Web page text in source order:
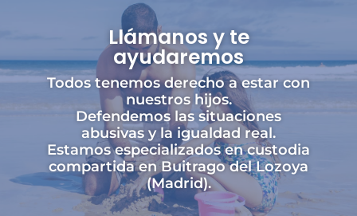
Llámanos y te
ayudaremos
Todos tenemos derecho a estar con
nuestros hijos.
Defendemos las situaciones
abusivas y la igualdad real.
Estamos especializados en custodia
compartida en Buitrago del Lozoya
(Madrid).